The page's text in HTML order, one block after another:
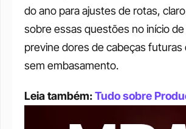
do ano para ajustes de rotas,
sobre essas questões no início de
previne dores de cabeças futuras
sem embasamento.
Leia também: Tudo sobre